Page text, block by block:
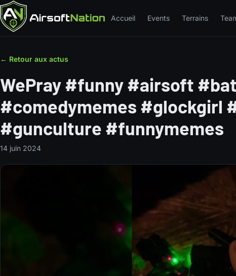
Accueil Events Terrains
← Retour aux actus
WePray #funny #airsoft
#comedymemes #glockgirl
#gunculture #funnymemes
14 juin 2024